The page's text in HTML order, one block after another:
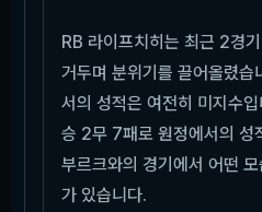
RB 라이프치히는 최근 2경
거두며 분위기를 끌어올렸습
서의 성적은 여전히 미지수
승 2무 7패로 원정에서의 성
부르크와의 경기에서 어떤
가 있습니다.